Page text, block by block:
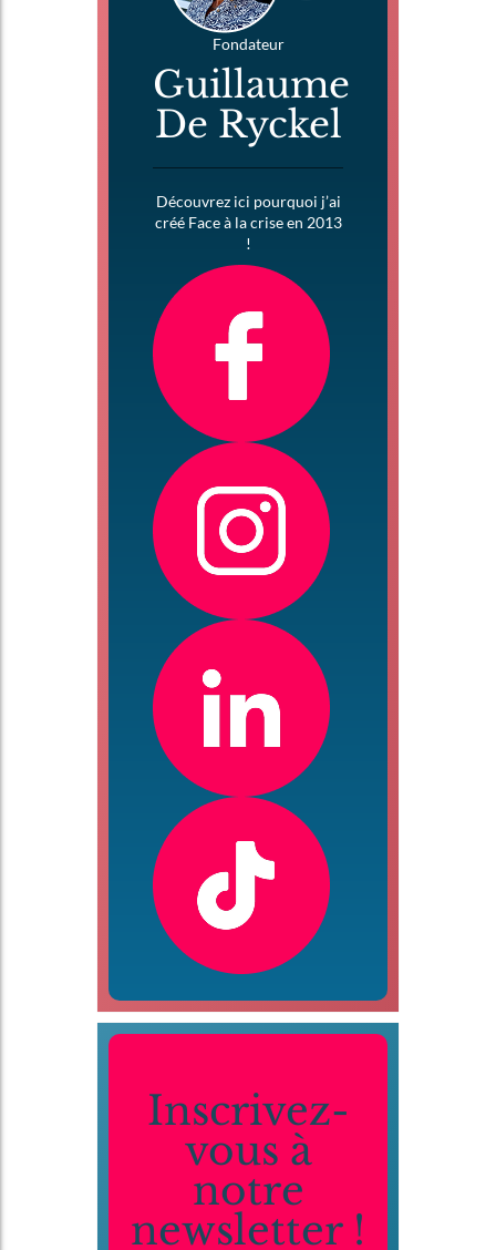
Fondateur
Guillaume
De Ryckel
Découvrez ici pourquoi j’ai
créé Face à la crise en 2013
!
Inscrivez-
vous à
notre
newsletter !